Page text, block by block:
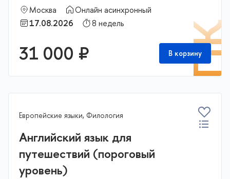
Москва
Онлайн асинхронный
17.08.2026
8 недель
31 000 ₽ В корзину
Европейские языки, Филология
Английский язык для
путешествий (пороговый
уровень)